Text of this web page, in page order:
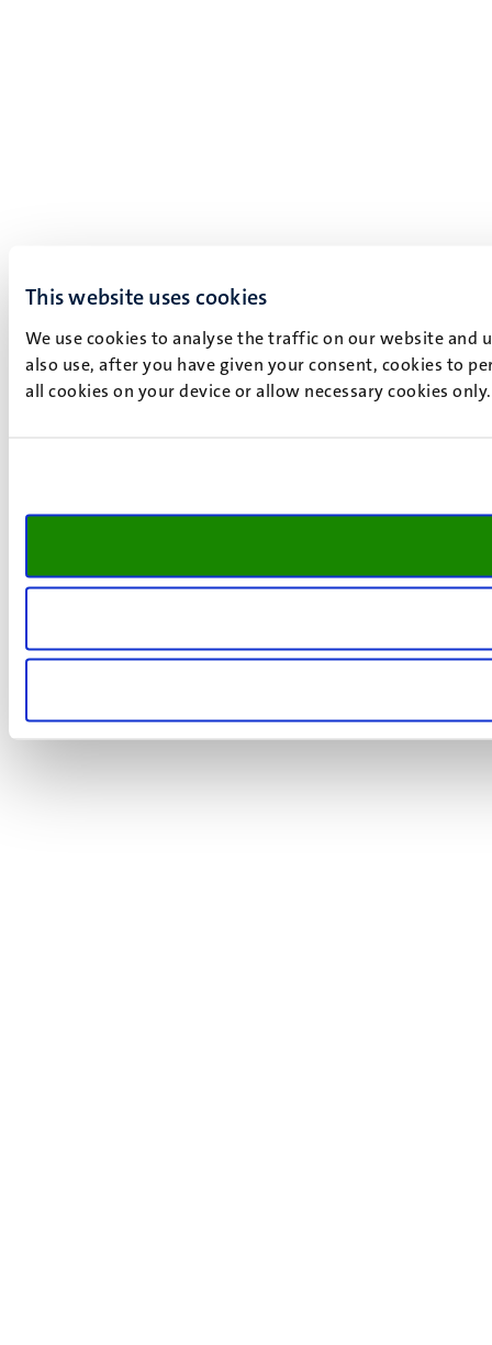
This website uses cookies
We use cookies to analyse the traffic on our website and
also use, after you have given your consent, cookies to
all cookies on your device or allow necessary cookies